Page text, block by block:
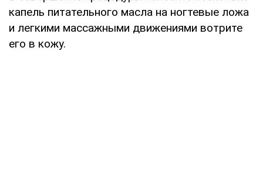
капель питательного масла на ногтевые ложа
и легкими массажными движениями вотрите
его в кожу.